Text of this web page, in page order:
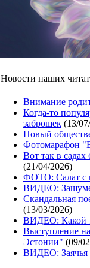
Новости наших
Внимание
Когда-то
заброшек (13/
Новый
Фотомарафон
Вот так в
(21/04/2026)
ФОТО: Салат с
ВИДЕО:
Скандальная
(13/03/2026)
ВИДЕО: Какой
Выступление
Эстонии" (09/
ВИДЕО: Заячья